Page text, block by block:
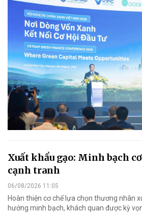
Xuất khẩu gạo: Minh bạch
cạnh tranh
06/08/2026 11:05
Hoàn thiện cơ chế lựa chọn thương nhân
hướng minh bạch, khách quan được kỳ